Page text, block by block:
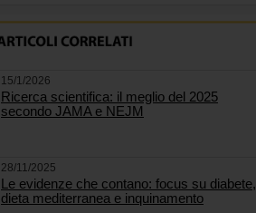
15/1/2026
Ricerca scientifica: il meglio del 2025
secondo JAMA e NEJM
28/11/2025
Le evidenze che contano: focus su diabete,
dieta mediterranea e inquinamento